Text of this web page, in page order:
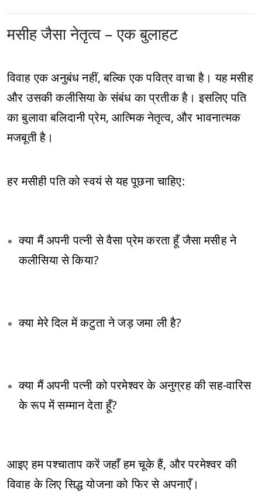
मसीह जैसा नेतृत्व – एक बुलाहट
विवाह एक अनुबंध नहीं, बल्कि एक पवित्र वाचा है। यह मसीह
और उसकी कलीसिया के संबंध का प्रतीक है। इसलिए पति
का बुलावा बलिदानी प्रेम, आत्मिक नेतृत्व, और भावनात्मक
मजबूती है।
हर मसीही पति को स्वयं से यह पूछना चाहिए:
क्या मैं अपनी पत्नी से वैसा प्रेम करता हूँ जैसा मसीह ने
कलीसिया से किया?
क्या मेरे दिल में कटुता ने जड़ जमा ली है?
क्या मैं अपनी पत्नी को परमेश्वर के अनुग्रह की सह-वारिस
के रूप में सम्मान देता हूँ?
आइए हम पश्चाताप करें जहाँ हम चूके हैं, और परमेश्वर की
विवाह के लिए सिद्ध योजना को फिर से अपनाएँ।